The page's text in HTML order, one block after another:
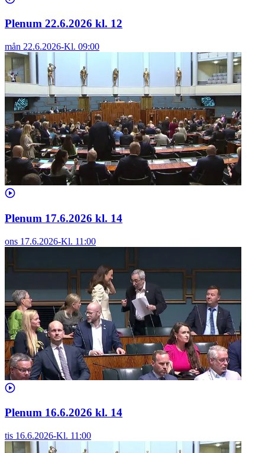
Plenum 22.6.2026 kl. 12
mån 22.6.2026-Kl. 09:00
Plenum 17.6.2026 kl. 14
ons 17.6.2026-Kl. 11:00
Plenum 16.6.2026 kl. 14
tis 16.6.2026-Kl. 11:00